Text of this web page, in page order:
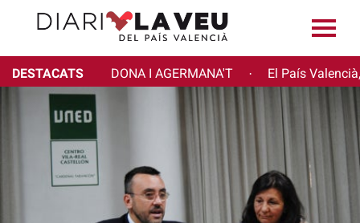
DESTACATS DONA I AGERMANA'T · El País